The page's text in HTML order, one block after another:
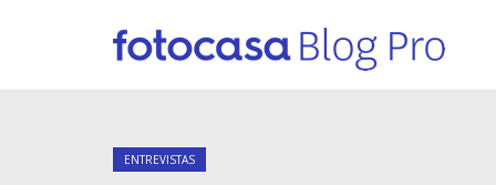
ENTREVISTAS